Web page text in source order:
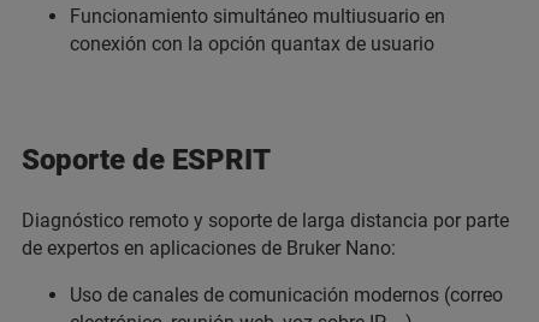
Funcionamiento simultáneo multiusuario en
conexión con la opción quantax de usuario
Soporte de ESPRIT
Diagnóstico remoto y soporte de larga distancia por parte
de expertos en aplicaciones de Bruker Nano:
Uso de canales de comunicación modernos (correo